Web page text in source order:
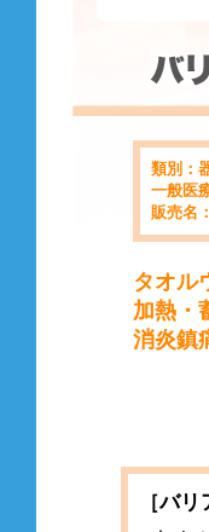
類別：
一般医
販売名
タオル
加熱・
消炎鎮
［バ